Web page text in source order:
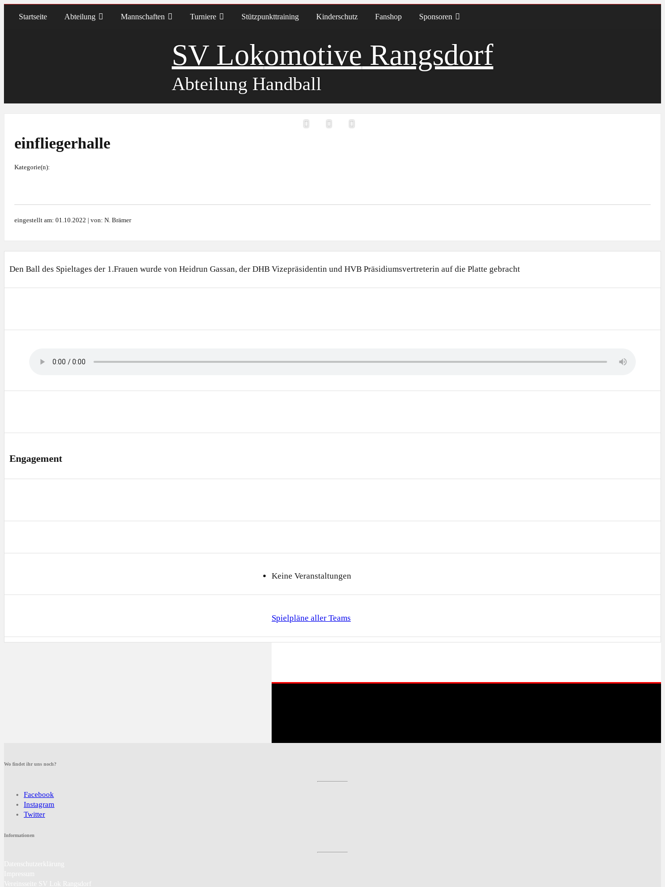
Startseite Abteilung Mannschaften Turniere Stützpunkttraining Kinderschutz Fanshop Sponsoren
SV Lokomotive Rangsdorf
Abteilung Handball
einfliegerhalle
Kategorie(n):
eingestellt am: 01.10.2022 | von: N. Brämer
Den Ball des Spieltages der 1.Frauen wurde von Heidrun Gassan, der DHB Vizepräsidentin und HVB Präsidiumsvertreterin auf die Platte gebracht
Engagement
Keine Veranstaltungen
Spielpläne aller Teams
Wo findet ihr uns noch?
Facebook
Instagram
Twitter
Informationen
Datenschutzerklärung
Impressum
Vereinsseite SV Lok Rangsdorf